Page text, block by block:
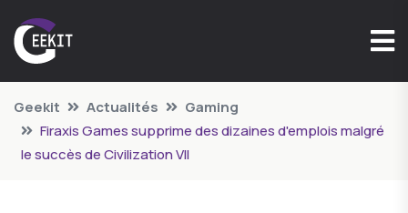
Geekit Actualités
Gaming
Firaxis Games supprime des dizaines d'emplois malgré
le succès de Civilization VII